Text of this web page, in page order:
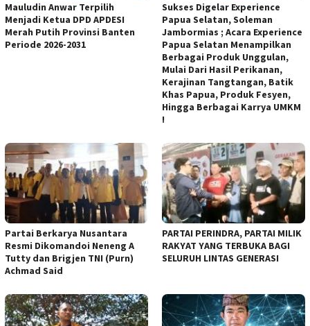
Mauludin Anwar Terpilih
Menjadi Ketua DPD APDESI
Merah Putih Provinsi Banten
Periode 2026-2031
Sukses Digelar Experience
Papua Selatan, Soleman
Jambormias ; Acara Experience
Papua Selatan Menampilkan
Berbagai Produk Unggulan,
Mulai Dari Hasil Perikanan,
Kerajinan Tangtangan, Batik
Khas Papua, Produk Fesyen,
Hingga Berbagai Karrya UMKM
!
Partai Berkarya Nusantara
Resmi Dikomandoi Neneng A
Tutty dan Brigjen TNI (Purn)
Achmad Said
PARTAI PERINDRA, PARTAI MILIK
RAKYAT YANG TERBUKA BAGI
SELURUH LINTAS GENERASI